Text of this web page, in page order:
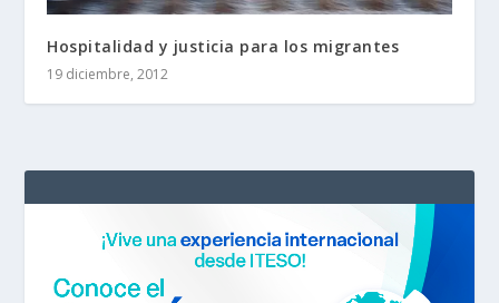
Hospitalidad y justicia para los migrantes
19 diciembre, 2012